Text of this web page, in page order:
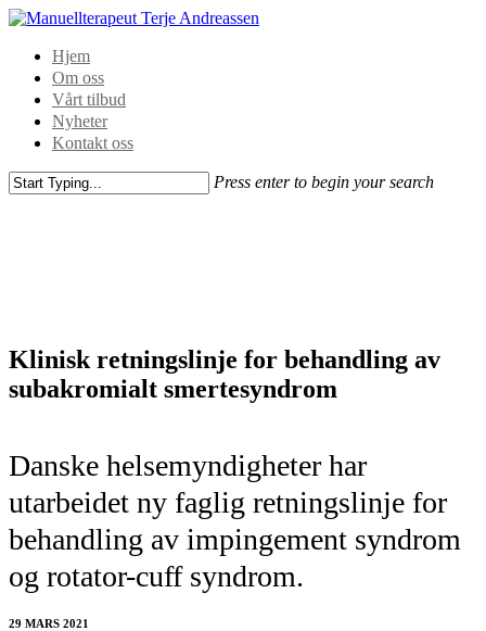
Hjem
Om oss
Vårt tilbud
Nyheter
Kontakt oss
Press enter to begin your search
Klinisk retningslinje for behandling av
subakromialt smertesyndrom
Danske helsemyndigheter har
utarbeidet ny faglig retningslinje for
behandling av impingement syndrom
og rotator-cuff syndrom.
29 MARS 2021